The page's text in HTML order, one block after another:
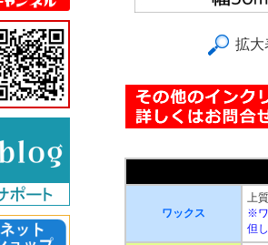
拡大
ワックス
上
※ワ
但